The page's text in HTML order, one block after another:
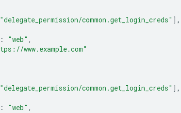
"delegate_permission/common.get_login_creds" ],
: "web" ,
www.example.com"
"delegate_permission/common.get_login_creds" ],
: "web" ,